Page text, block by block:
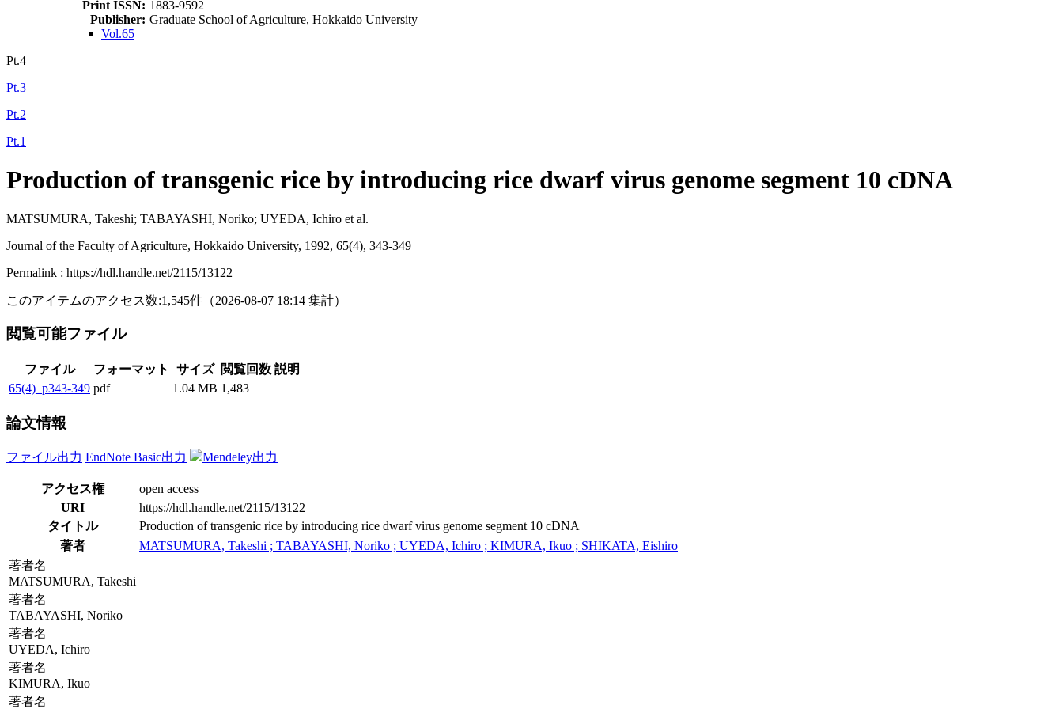
Print ISSN: 1883-9592
Publisher: Graduate School of Agriculture, Hokkaido University
Vol.65
Pt.4
Pt.3
Pt.2
Pt.1
Production of transgenic rice by introducing rice dwarf virus genome segment 10 cDNA
MATSUMURA, Takeshi; TABAYASHI, Noriko; UYEDA, Ichiro et al.
Journal of the Faculty of Agriculture, Hokkaido University, 1992, 65(4), 343-349
Permalink : https://hdl.handle.net/2115/13122
このアイテムのアクセス数:1,545件 （2026-08-07 18:14 集計）
閲覧可能ファイル
ファイル フォーマット サイズ 閲覧回数 説明
65(4)_p343-349 pdf 1.04 MB 1,483
論文情報
ファイル出力 EndNote Basic出力 Mendeley出力
アクセス権
open access
URI
https://hdl.handle.net/2115/13122
タイトル
Production of transgenic rice by introducing rice dwarf virus genome segment 10 cDNA
著者
MATSUMURA, Takeshi ; TABAYASHI, Noriko ; UYEDA, Ichiro ; KIMURA, Ikuo ; SHIKATA, Eishiro
著者名
MATSUMURA, Takeshi
著者名
TABAYASHI, Noriko
著者名
UYEDA, Ichiro
著者名
KIMURA, Ikuo
著者名